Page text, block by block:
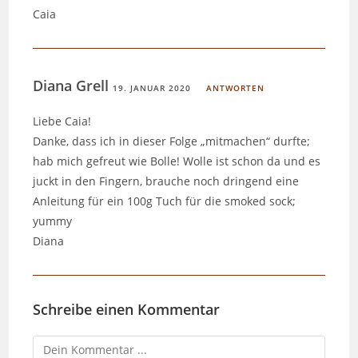
Caia
Diana Grell 19. JANUAR 2020 ANTWORTEN
Liebe Caia!
Danke, dass ich in dieser Folge „mitmachen“ durfte;
hab mich gefreut wie Bolle! Wolle ist schon da und es
juckt in den Fingern, brauche noch dringend eine
Anleitung für ein 100g Tuch für die smoked sock;
yummy
Diana
Schreibe einen Kommentar
Kommentieren